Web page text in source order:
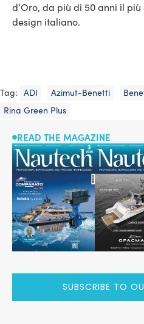
d’Oro, da più di 50 anni il
design italiano.
Tag: ADI Azimut-Benetti
Rina Green Plus
READ THE MAGAZINE
SUBSCRIBE TO